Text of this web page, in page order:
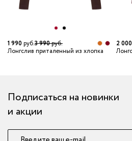
1 990руб.3 990руб.
Лонгслив приталенный из хлопка
2 000
Подписаться на новинки
и акции